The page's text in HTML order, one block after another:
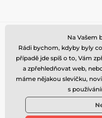
Na Vašem
Rádi bychom, kdyby byly
případě jde spíš o to, Vám
a zpřehledňovat web,
máme nějakou slevičku,
s